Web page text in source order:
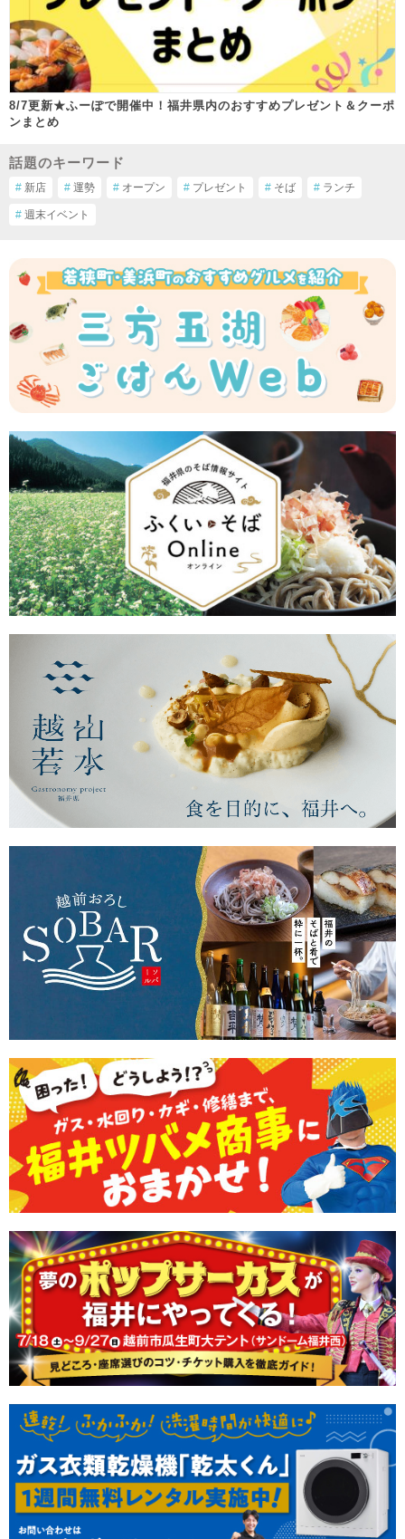
8/7更新★ふーぽで開催中！福井県内のおすすめプレゼント＆クーポ
ンまとめ
話題のキーワード
# 新店 # 運勢 # オープン # プレゼント # そば # ランチ
# 週末イベント